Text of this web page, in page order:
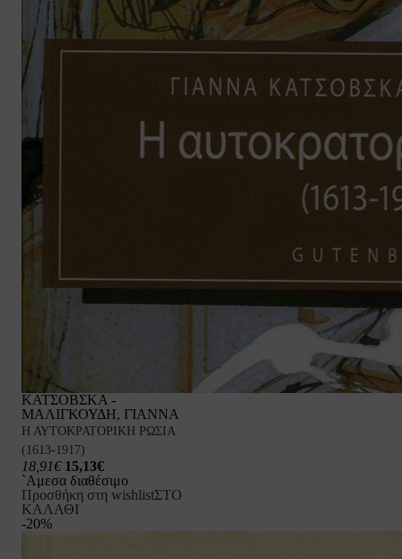
ΚΑΤΣΟΒΣΚΑ -
ΜΑΛΙΓΚΟΥΔΗ, ΓΙΑΝΝΑ
Η ΑΥΤΟΚΡΑΤΟΡΙΚΗ ΡΩΣΙΑ
(1613-1917)
18,91€ 15,13€
`Αμεσα διαθέσιμο
Προσθήκη στη wishlistΣΤΟ
ΚΑΛΑΘΙ
-20%